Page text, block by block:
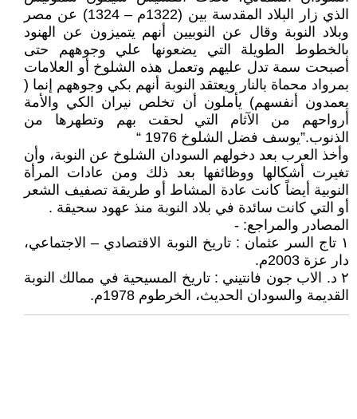
الذي زار البلاد المقدسة بين (1322م – 1324) عن مصر
وبلاد النوبة وقال عن النوبيين أنهم يتميزون عن الهنود
بالخطوط الطويلة التي يضعونها علي وجوههم حتى
أصبحت سمة تدل عليهم وتعمل هذه الشلوخ أو العلامات
بمرواد محماة بالنار ويعتقد النوبة أنهم بكي وجوههم إنما (
يعمدون أنفسهم) يأملون أن تخلص نيران الكي والأمة
أرواحهم من الآثام التي لحقت بهم وتطهرها من
الذنوب.”يوسف فضل الشلوخ 1976 “
وأخذ العرب بعد دخولهم السودان الشلوخ عن النوبة، وأن
تغيرت أشكالها ووظائفها بعد ذلك ومن عادات المرأة
النوبية أيضاً كانت عادة المشاط أو طريقة تصفيف الشعر
أو التي كانت سائدة في بلاد النوبة منذ عهود سحيقة .
المصادر والمراجع: -
١ تاج السر عثمان : تاريخ النوبة الاقتصادي – الاجتماعي،
دار عزة 2003م.
٢ د. الاب جون فانتيني : تاريخ المسيحية في ممالك النوبة
القديمة والسودان الحديث، الخرطوم 1978م.